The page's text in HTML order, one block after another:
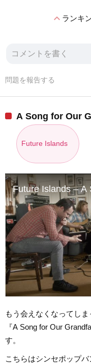
expand_lessランキ
問題を報告する
A Song for Our
Future Islands
Future Islands – A
もう会えなくなってし
『A Song for Our
す。
こちらはシンセポップ